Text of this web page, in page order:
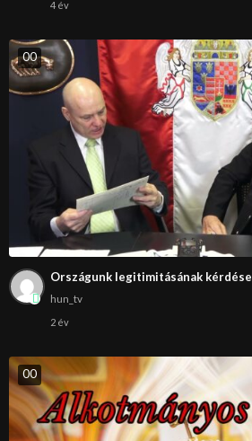
4 év
00
Országunk legitimitásának kérdése
hun_tv
2 év
00